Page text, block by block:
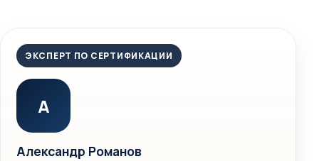
ЭКСПЕРТ ПО СЕРТИФИКАЦИИ
А
Александр Романов